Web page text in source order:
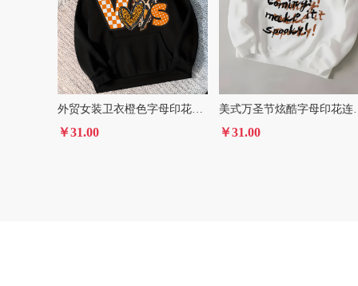
外贸女装卫衣橙色字母印花连帽衫欧美卫衣
￥31.00
美式万圣节
￥31.00